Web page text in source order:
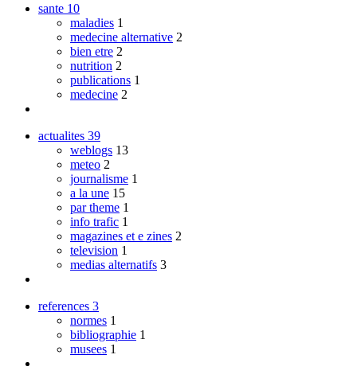
sante 10
maladies 1
medecine alternative 2
bien etre 2
nutrition 2
publications 1
medecine 2
actualites 39
weblogs 13
meteo 2
journalisme 1
a la une 15
par theme 1
info trafic 1
magazines et e zines 2
television 1
medias alternatifs 3
references 3
normes 1
bibliographie 1
musees 1